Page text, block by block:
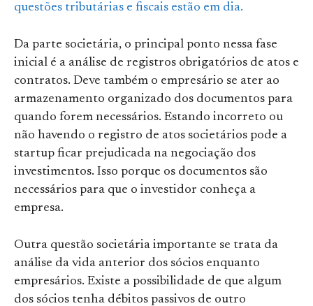
questões tributárias e fiscais estão em dia.
Da parte societária, o principal ponto nessa fase
inicial é a análise de registros obrigatórios de atos e
contratos. Deve também o empresário se ater ao
armazenamento organizado dos documentos para
quando forem necessários. Estando incorreto ou
não havendo o registro de atos societários pode a
startup ficar prejudicada na negociação dos
investimentos. Isso porque os documentos são
necessários para que o investidor conheça a
empresa.
Outra questão societária importante se trata da
análise da vida anterior dos sócios enquanto
empresários. Existe a possibilidade de que algum
dos sócios tenha débitos passivos de outro